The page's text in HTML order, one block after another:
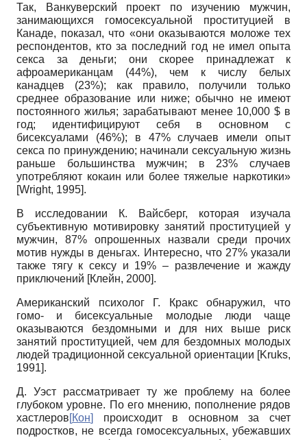
Так, Ванкуверский проект по изучению мужчин,
занимающихся гомосексуальной проституцией в
Канаде, показал, что «они оказываются моложе тех
респондентов, кто за последний год не имел опыта
секса за деньги; они скорее принадлежат к
афроамериканцам (44%), чем к числу белых
канадцев (23%); как правило, получили только
среднее образование или ниже; обычно не имеют
постоянного жилья; зарабатывают менее 10,000 $ в
год; идентифицируют себя в основном с
бисексуалами (46%); в 47% случаев имели опыт
секса по принуждению; начинали сексуальную жизнь
раньше большинства мужчин; в 23% случаев
употребляют кокаин или более тяжелые наркотики»
[Wright, 1995].
В исследовании К. Вайсберг, которая изучала
субъективную мотивировку занятий проституцией у
мужчин, 87% опрошенных назвали среди прочих
мотив нужды в деньгах. Интересно, что 27% указали
также тягу к сексу и 19% – развлечение и жажду
приключений [Клейн, 2000].
Американский психолог Г. Кракс обнаружил, что
гомо- и бисексуальные молодые люди чаще
оказываются бездомными и для них выше риск
занятий проституцией, чем для бездомных молодых
людей традиционной сексуальной ориентации [Kruks,
1991].
Д. Уэст рассматривает ту же проблему на более
глубоком уровне. По его мнению, пополнение рядов
хастлеров[Кон]
происходит в основном за счет
подростков, не всегда гомосексуальных, убежавших